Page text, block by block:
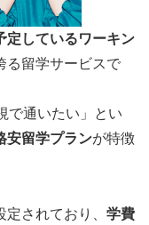
定しているワーキン
る留学サービスで
で通いたい」とい
安留学プランが特徴
されており、 学費